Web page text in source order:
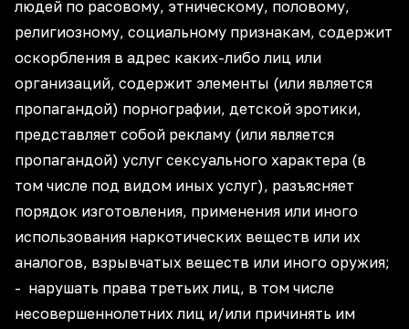
людей по расовому, этническому, половому,
религиозному, социальному признакам, содержит
оскорбления в адрес каких-либо лиц или
организаций, содержит элементы (или является
пропагандой) порнографии, детской эротики,
представляет собой рекламу (или является
пропагандой) услуг сексуального характера (в
том числе под видом иных услуг), разъясняет
порядок изготовления, применения или иного
использования наркотических веществ или их
аналогов, взрывчатых веществ или иного оружия;
- нарушать права третьих лиц, в том числе
несовершеннолетних лиц и/или причинять им